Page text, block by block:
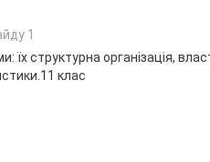
1
їх структурна організація,
клас